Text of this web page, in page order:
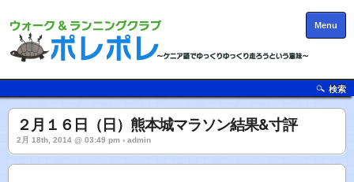
Menu
検索
２月１６日（日）熊本城マラソン結果&寸評
2月 18th, 2014 @ 03:49 pm › admin